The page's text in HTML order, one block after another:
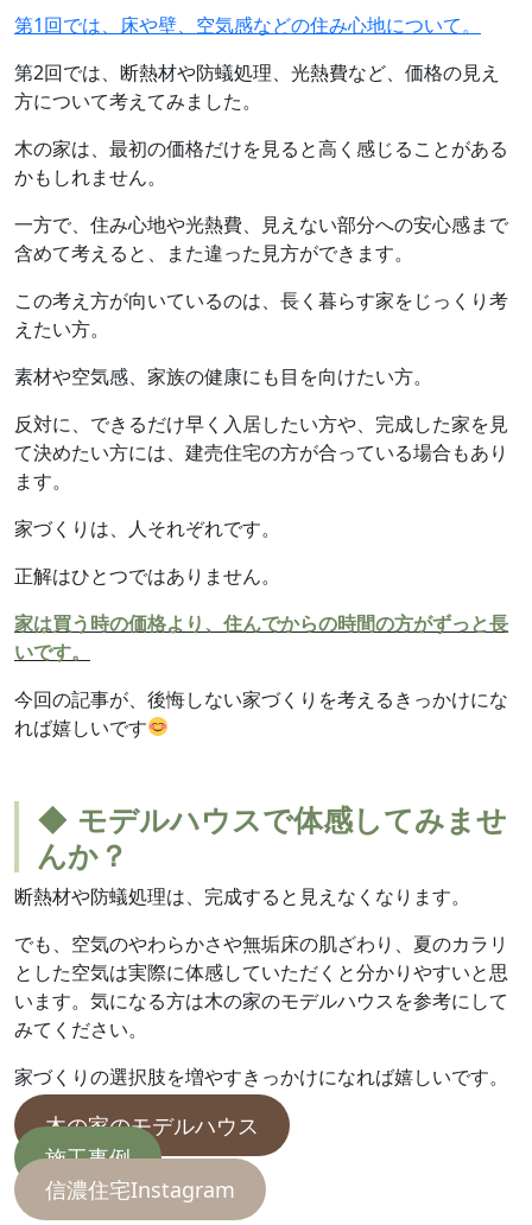
第1回では、床や壁、空気感などの住み心地について。
第2回では、断熱材や防蟻処理、光熱費など、価格の見え
方について考えてみました。
木の家は、最初の価格だけを見ると高く感じることがある
かもしれません。
一方で、住み心地や光熱費、見えない部分への安心感まで
含めて考えると、また違った見方ができます。
この考え方が向いているのは、長く暮らす家をじっくり考
えたい方。
素材や空気感、家族の健康にも目を向けたい方。
反対に、できるだけ早く入居したい方や、完成した家を見
て決めたい方には、建売住宅の方が合っている場合もあり
ます。
家づくりは、人それぞれです。
正解はひとつではありません。
家は買う時の価格より、住んでからの時間の方がずっと長
いです。
今回の記事が、後悔しない家づくりを考えるきっかけにな
れば嬉しいです
◆ モデルハウスで体感してみませ
んか？
断熱材や防蟻処理は、完成すると見えなくなります。
でも、空気のやわらかさや無垢床の肌ざわり、夏のカラリ
とした空気は実際に体感していただくと分かりやすいと思
います。気になる方は木の家のモデルハウスを参考にして
みてください。
家づくりの選択肢を増やすきっかけになれば嬉しいです。
木の家のモデルハウス
施工事例
信濃住宅Instagram